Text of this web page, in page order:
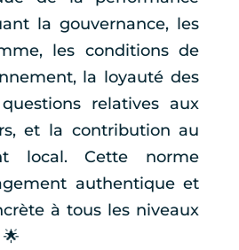
la gouvernance, les
les conditions de
la loyauté des
relatives aux
et la contribution au
local. Cette norme
authentique et
à tous les niveaux